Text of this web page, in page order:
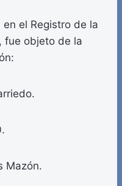
el Registro de la
fue objeto de la
Mazón.